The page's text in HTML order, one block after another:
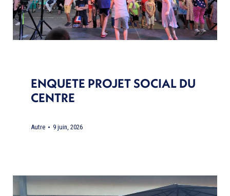
ENQUETE PROJET SOCIAL DU
CENTRE
Autre 9 juin, 2026